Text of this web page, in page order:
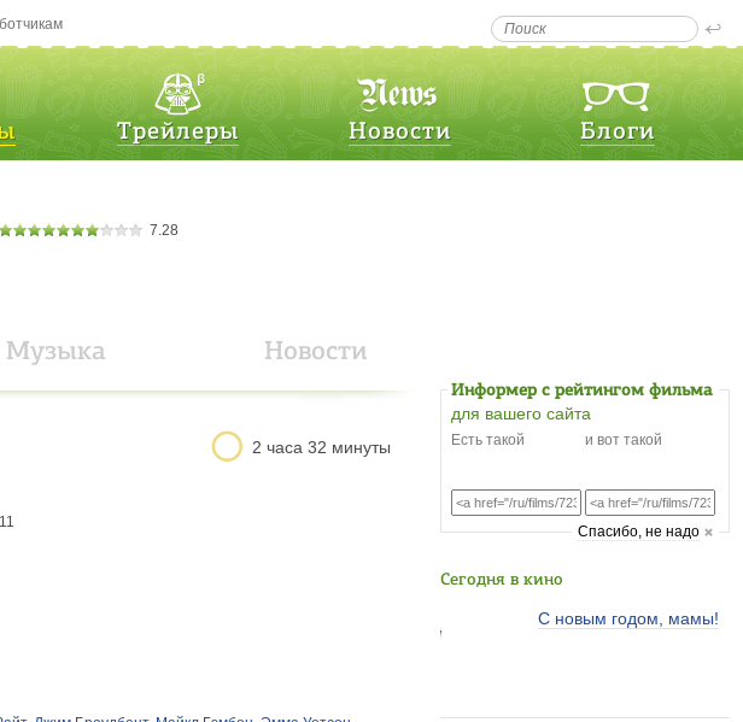
Трейлеры Новости Блоги
7.28
Музыка Новости
2 часа 32 минуты
Информер с рейтингом фильма
для вашего сайта
Есть такой и вот такой
Cпасибо, не надо
Сегодня в кино
С новым годом, мамы!